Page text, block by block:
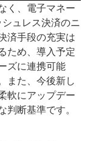
く、電子マネー
ュレス決済のニ
済手段の充実は
ため、導入予定
ズに連携可能
また、今後新し
軟にアップデー
判断基準です。